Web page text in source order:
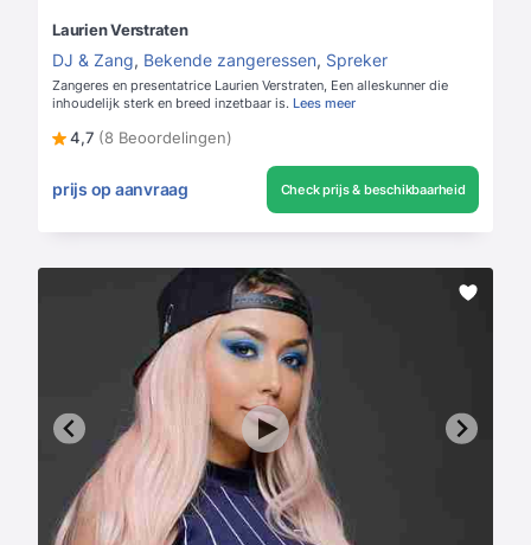
Laurien Verstraten
DJ & Zang, Bekende zangeressen, Spreker
Zangeres en presentatrice Laurien Verstraten, Een alleskunner die
inhoudelijk sterk en breed inzetbaar is. Lees meer
4,7 (8 Beoordelingen)
prijs op aanvraag Check prijs & beschikbaarheid